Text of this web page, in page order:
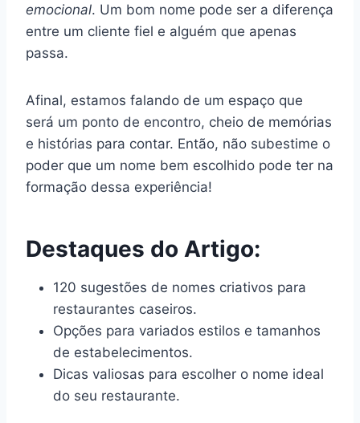
emocional. Um bom nome pode ser a diferença
entre um cliente fiel e alguém que apenas
passa.
Afinal, estamos falando de um espaço que
será um ponto de encontro, cheio de memórias
e histórias para contar. Então, não subestime o
poder que um nome bem escolhido pode ter na
formação dessa experiência!
Destaques do Artigo:
120 sugestões de nomes criativos para
restaurantes caseiros.
Opções para variados estilos e tamanhos
de estabelecimentos.
Dicas valiosas para escolher o nome ideal
do seu restaurante.